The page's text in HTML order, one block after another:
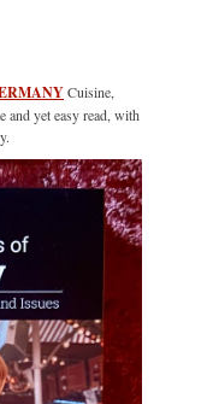
Cuisine,
and yet easy read, with